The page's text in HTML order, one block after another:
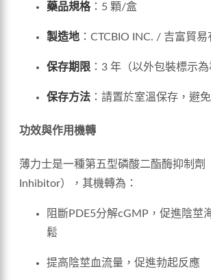
藥品規格：5 顆/盒
製造地 ：CTCBIO INC. / 吉富貿易
保存期限 ：3 年（以外包裝標示為
保存方法 ：請置於室溫保存，避
功效與作用機轉
薄力士是一種第五型磷酸二酯酶抑制劑
Inhibitor），其機轉為：
阻斷PDE5分解cGMP，促進陰莖
鬆
提高陰莖血流量，促進勃起反應